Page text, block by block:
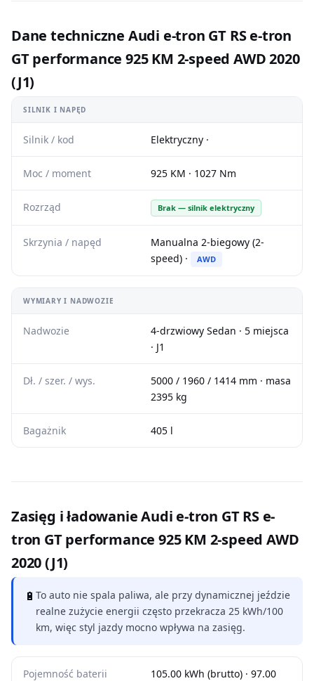
Dane techniczne Audi e-tron GT RS e-tron
GT performance 925 KM 2-speed AWD 2020
(J1)
SILNIK I NAPĘD
Silnik / kod Elektryczny ·
Moc / moment 925 KM · 1027 Nm
Rozrząd Brak — silnik elektryczny
Skrzynia / napęd
Manualna 2-biegowy (2-
speed) ·
AWD
WYMIARY I NADWOZIE
Nadwozie
4-drzwiowy Sedan · 5 miejsca
· J1
Dł. / szer. / wys.
5000 / 1960 / 1414 mm · masa
2395 kg
Bagażnik 405 l
Zasięg i ładowanie Audi e-tron GT RS e-
tron GT performance 925 KM 2-speed AWD
2020 (J1)
🔋 To auto nie spala paliwa, ale przy dynamicznej jeździe
realne zużycie energii często przekracza 25 kWh/100
km, więc styl jazdy mocno wpływa na zasięg.
Pojemność baterii
105.00 kWh (brutto) · 97.00